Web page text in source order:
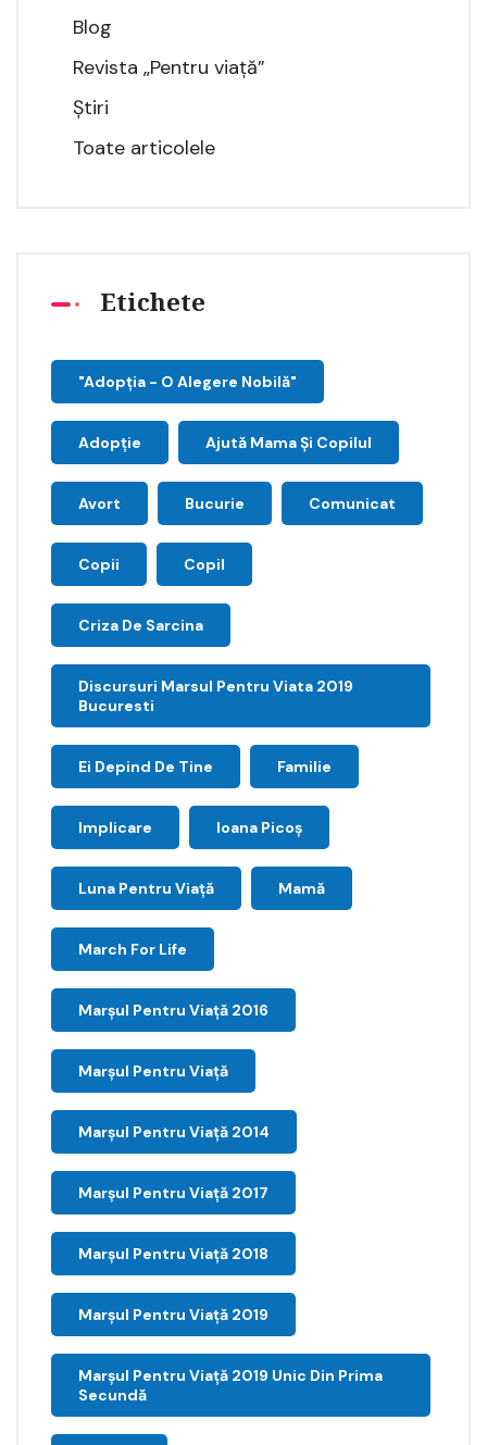
Blog
Revista „Pentru viață”
Știri
Toate articolele
Etichete
"Adopţia - O Alegere Nobilă"
Adopție Ajută Mama Și Copilul
Avort Bucurie Comunicat
Copii Copil
Criza De Sarcina
Discursuri Marsul Pentru Viata 2019
Bucuresti
Ei Depind De Tine Familie
Implicare Ioana Picoş
Luna Pentru Viață Mamă
March For Life
Marşul Pentru Viaţă 2016
Marșul Pentru Viață
Marșul Pentru Viață 2014
Marșul Pentru Viață 2017
Marșul Pentru Viață 2018
Marșul Pentru Viață 2019
Marșul Pentru Viață 2019 Unic Din Prima
Secundă